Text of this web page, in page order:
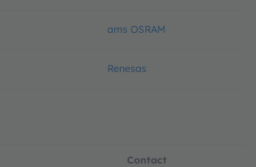
ams OSRAM
Renesas
Contact